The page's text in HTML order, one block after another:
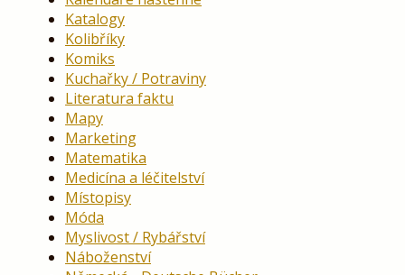
Katalogy
Kolibříky
Komiks
Kuchařky / Potraviny
Literatura faktu
Mapy
Marketing
Matematika
Medicína a léčitelství
Místopisy
Móda
Myslivost / Rybářství
Náboženství